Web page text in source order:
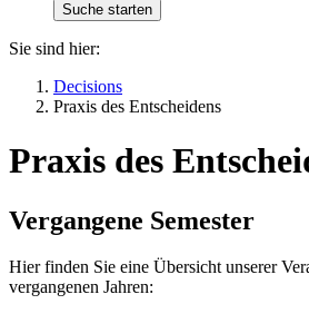
Sie sind hier:
Decisions
Praxis des Entscheidens
Praxis des
Vergangene Semester
Hier finden Sie eine Übersicht unserer
vergangenen Jahren: